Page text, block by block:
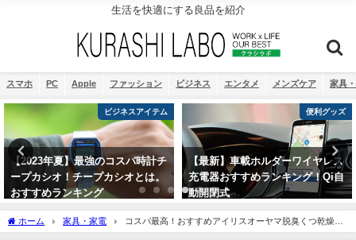
生活を快適にする良品を紹介
スマホ PC Apple ファッション ビジネス エンタメ メンズケア 家具
ビジネスアイテム
【2023年夏】最強のコスパ時計チ
ープカシオ！チープカシオとは。
おすすめランキング
便利グッズ
【最新】車載ホルダーワイヤレス
充電器おすすめランキング！Qi自
動開閉式
ホーム 家具・家電
コスパ最高！おすすめアイリスオーヤマ脱臭くつ乾燥機
口コミ・レビュー